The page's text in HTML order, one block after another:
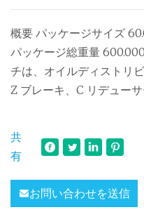
概要 パッケージサイズ
パッケージ総重量
チは、オイルディストリ
Z ブレーキ、C リデュー
共
有
お問い合わせを送信